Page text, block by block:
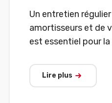
Un entretien
amortisseurs et de
est essentiel pour
Lire plus